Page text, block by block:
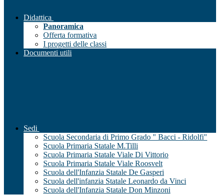
Didattica
Panoramica
Offerta formativa
I progetti delle classi
Documenti utili
Sedi
Scuola Secondaria di Primo Grado " Bacci - Ridolfi"
Scuola Primaria Statale M.Tilli
Scuola Primaria Statale Viale Di Vittorio
Scuola Primaria Statale Viale Roosvelt
Scuola dell'Infanzia Statale De Gasperi
Scuola dell'infanzia Statale Leonardo da Vinci
Scuola dell'Infanzia Statale Don Minzoni